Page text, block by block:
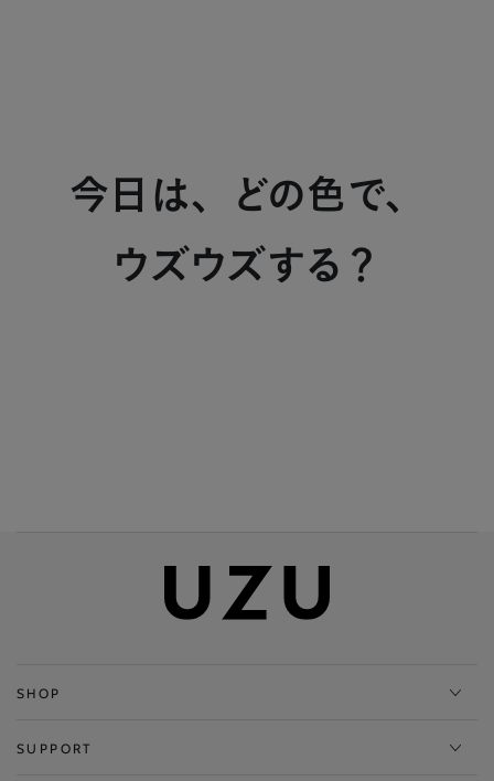
今日は、どの色で、
ウズウズする？
SHOP
SUPPORT